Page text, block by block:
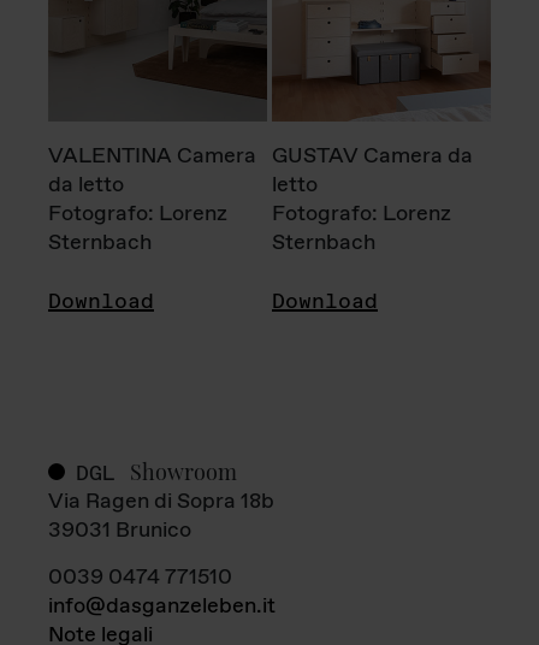
VALENTINA Camera
da letto
Fotografo: Lorenz
Sternbach
Download
GUSTAV Camera da
letto
Fotografo: Lorenz
Sternbach
Download
DGL Showroom
Via Ragen di Sopra 18b
39031 Brunico
0039 0474 771510
info@dasganzeleben.it
Note legali